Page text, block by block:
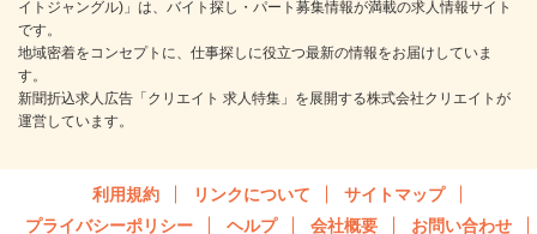
イトジャングル)」は、バイト探し・パート募集情報が満載の求人情報サイト
です。
地域密着をコンセプトに、仕事探しに役立つ最新の情報をお届けしていま
す。
新聞折込求人広告「クリエイト 求人特集」を展開する株式会社クリエイトが
運営しています。
利用規約 リンクについて
サイトマップ
プライバシーポリシー
ヘルプ 会社概要 お問い合わせ